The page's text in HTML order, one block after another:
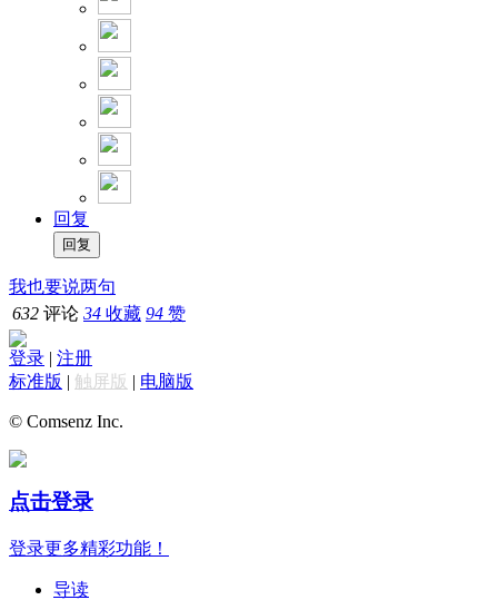
回复
我也要说两句
632 评论 34 收藏 94 赞
登录 | 注册
标准版 | 触屏版 | 电脑版
© Comsenz Inc.
点击登录
登录更多精彩功能！
导读